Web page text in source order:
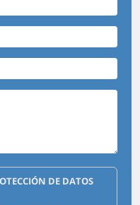
DE DATOS